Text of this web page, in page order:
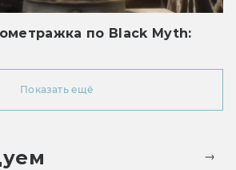
по Black Myth:
Показать ещё